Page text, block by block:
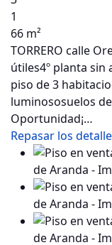
1
66 m²
TORRERO calle
útiles4º planta sin
piso de 3
luminososuelos
Oportunidad¡…
Repasar los